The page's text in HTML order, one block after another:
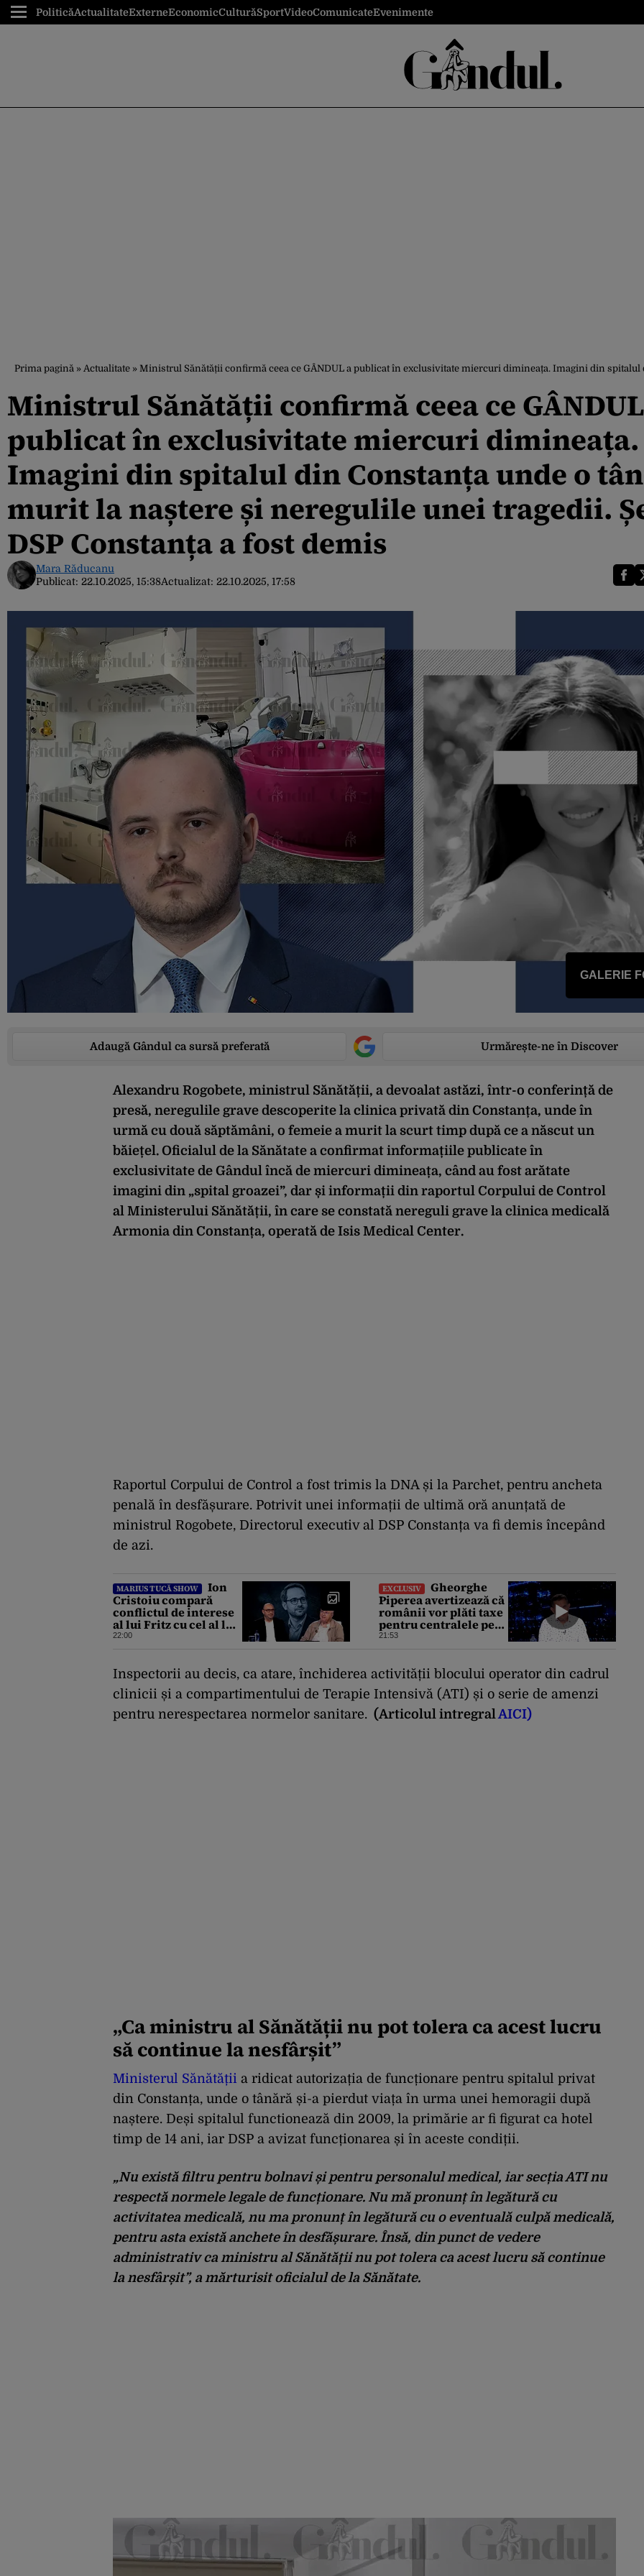
PoliticăActualitateExterneEconomicCulturăSportVideoComunicateEvenimente
Prima pagină » Actualitate » Ministrul Sănătății confirmă ceea ce GÂNDUL a publicat în exclusivitate miercuri dimineața. Imagini din spitalul din Constanța unde o
Ministrul Sănătății confirmă ceea ce
publicat în exclusivitate miercuri dimineața.
Imagini din spitalul din Constanța unde o
murit la naștere și neregulile unei tragedii.
DSP Constanța a fost demis
Mara Răducanu
Publicat: 22.10.2025, 15:38Actualizat: 22.10.2025, 17:58
GALERIE
Adaugă Gândul ca sursă preferată Urmărește-ne în Discover
Alexandru Rogobete, ministrul Sănătății, a devoalat astăzi, într-o conferință de
presă, neregulile grave descoperite la clinica privată din Constanța, unde în
urmă cu două săptămâni, o femeie a murit la scurt timp după ce a născut un
băiețel. Oficialul de la Sănătate a confirmat informațiile publicate în
exclusivitate de Gândul încă de miercuri dimineața, când au fost arătate
imagini din „spital groazei”, dar și informații din raportul Corpului de Control
al Ministerului Sănătății, în care se constată nereguli grave la clinica medicală
Armonia din Constanța, operată de Isis Medical Center.
Raportul Corpului de Control a fost trimis la DNA și la Parchet, pentru ancheta
penală în desfășurare. Potrivit unei informații de ultimă oră anunțată de
ministrul Rogobete, Directorul executiv al DSP Constanța va fi demis începând
de azi.
MARIUS TUCĂ SHOW
Ion
Cristoiu compară
conflictul de interese
al lui Fritz cu cel al lui
Iohannis: „Ghinionul
incompatibil”
22:00
EXCLUSIV
Gheorghe
Piperea avertizează că
românii vor plăti taxe
pentru centralele pe
gaz și sobe sub formă
21:53
Inspectorii au decis, ca atare, închiderea activității blocului operator din cadrul
clinicii și a compartimentului de Terapie Intensivă (ATI) și o serie de amenzi
pentru nerespectarea normelor sanitare. (Articolul intregralAICI)
„Ca ministru al Sănătății nu pot tolera ca acest lucru
să continue la nesfârșit”
Ministerul Sănătății a ridicat autorizația de funcționare pentru spitalul privat
din Constanța, unde o tânără și-a pierdut viața în urma unei hemoragii după
naștere. Deși spitalul functionează din 2009, la primărie ar fi figurat ca hotel
timp de 14 ani, iar DSP a avizat funcționarea și în aceste condiții.
„Nu există filtru pentru bolnavi și pentru personalul medical, iar secția ATI nu
respectă normele legale de funcționare. Nu mă pronunț în legătură cu
activitatea medicală, nu ma pronunț în legătură cu o eventuală culpă medicală,
pentru asta există anchete în desfășurare. Însă, din punct de vedere
administrativ ca ministru al Sănătății nu pot tolera ca acest lucru să continue
la nesfârșit”, a mărturisit oficialul de la Sănătate.